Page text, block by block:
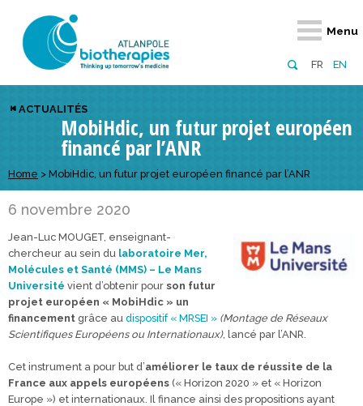
FR EN
Menu
Retour
À propos
Présentation du pôle
Domaines d’excellence
Retour
Comité scientifique
Financeurs
Retour
Notre réseau
Membres du pôle
Partenaires
Réseau européen
Retour
Actus, événements, AAP
Actualités
Événements
Appels à projets
Retour
régionaux
nationaux
Retour
Notre offre
Diversifiez votre réseau
Visez l’international
Développez vos projets d’innovation
Retour
Nous rejoindre
En tant qu’adhérent
En tant que partenaire
Retour
Emploi
Offres d’emploi
Candidatures
ACTUALITÉS
MobiHdic, un futur projet européen
financé par l’ANR
Home > MobiHdic, un futur projet européen financé par l’ANR
6 novembre 2020
Jean-Luc MOUGET, enseignant-
chercheur au sein du laboratoire Mer,
Molécules et Santé (MMS) – Le Mans
Université vient d’obtenir pour son futur
projet européen « MobiHdic » un
financement grâce au dispositif « MRSEI » (Montage de Réseaux
Scientifiques Européens ou Internationaux), lancé par l’ANR.
Cet instrument a pour but d’améliorer le taux de réussite de la
France aux appels européens (« Horizon 2020 » et « Horizon
Europe ») et internationaux. Il finance ainsi des propositions ayant